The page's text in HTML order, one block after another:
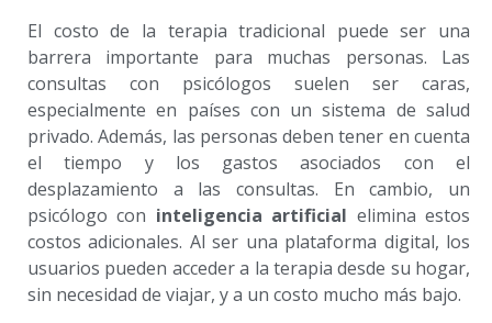
El costo de la terapia tradicional puede ser una
barrera importante para muchas personas. Las
consultas con psicólogos suelen ser caras,
especialmente en países con un sistema de salud
privado. Además, las personas deben tener en cuenta
el tiempo y los gastos asociados con el
desplazamiento a las consultas. En cambio, un
psicólogo con inteligencia artificial elimina estos
costos adicionales. Al ser una plataforma digital, los
usuarios pueden acceder a la terapia desde su hogar,
sin necesidad de viajar, y a un costo mucho más bajo.